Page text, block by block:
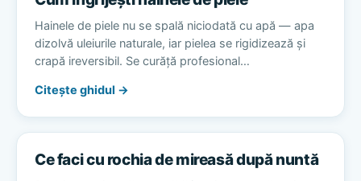
Hainele de piele nu se spală niciodată cu apă — apa
dizolvă uleiurile naturale, iar pielea se rigidizează și
crapă ireversibil. Se curăță profesional…
Citește ghidul →
Ce faci cu rochia de mireasă după nuntă